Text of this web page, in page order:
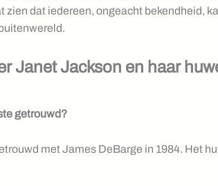
zien dat iedereen, ongeacht bekendheid,
Janet Jackson en haar
getrouwd?
met James DeBarge in 1984. Het